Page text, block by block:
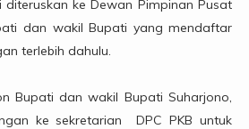
ke Dewan Pimpinan Pusat
dan wakil Bupati yang mendaftar
terlebih dahulu.
Bupati dan wakil Bupati Suharjono,
ke sekretarian DPC PKB untuk